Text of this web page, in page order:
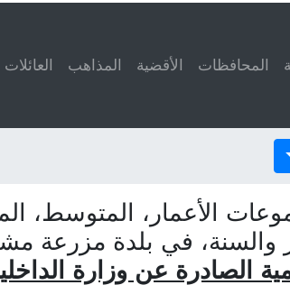
المحافظات الأقضية المذاهب العائلات
الأعمار، المتوسط،
والسنة، في بلدة
الصادرة عن وزارة الداخلية